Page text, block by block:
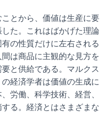
とから、価値は生産に要
た。これはばかげた理論
の性質だけに左右される
は商品に主観的な見方を
と供給である。マルクス
経済学者は価値の生成に
労働、科学技術、経営、
る。経済とはさまざまな